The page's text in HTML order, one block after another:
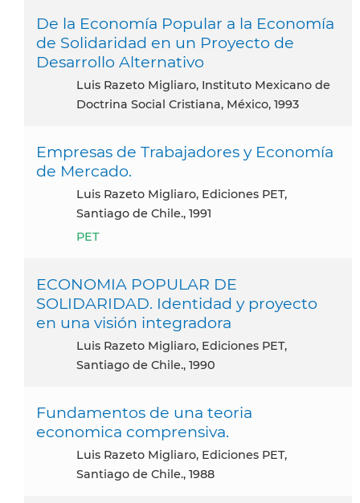
De la Economía Popular a la Economía
de Solidaridad en un Proyecto de
Desarrollo Alternativo
Luis Razeto Migliaro, Instituto Mexicano de
Doctrina Social Cristiana, México, 1993
Empresas de Trabajadores y Economía
de Mercado.
Luis Razeto Migliaro, Ediciones PET,
Santiago de Chile., 1991
PET
ECONOMIA POPULAR DE
SOLIDARIDAD. Identidad y proyecto
en una visión integradora
Luis Razeto Migliaro, Ediciones PET,
Santiago de Chile., 1990
Fundamentos de una teoria
economica comprensiva.
Luis Razeto Migliaro, Ediciones PET,
Santiago de Chile., 1988